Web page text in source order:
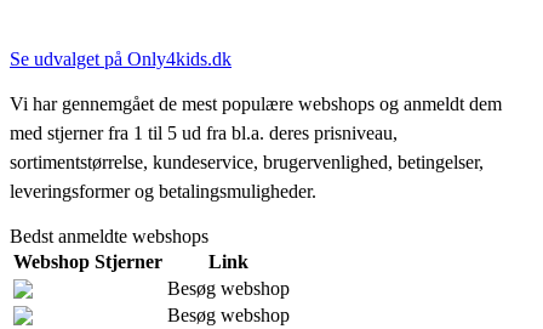
Se udvalget på Only4kids.dk
Vi har gennemgået de mest populære webshops og anmeldt dem
med stjerner fra 1 til 5 ud fra bl.a. deres prisniveau,
sortimentstørrelse, kundeservice, brugervenlighed, betingelser,
leveringsformer og betalingsmuligheder.
Bedst anmeldte webshops
Webshop Stjerner
Link
Besøg webshop
Besøg webshop